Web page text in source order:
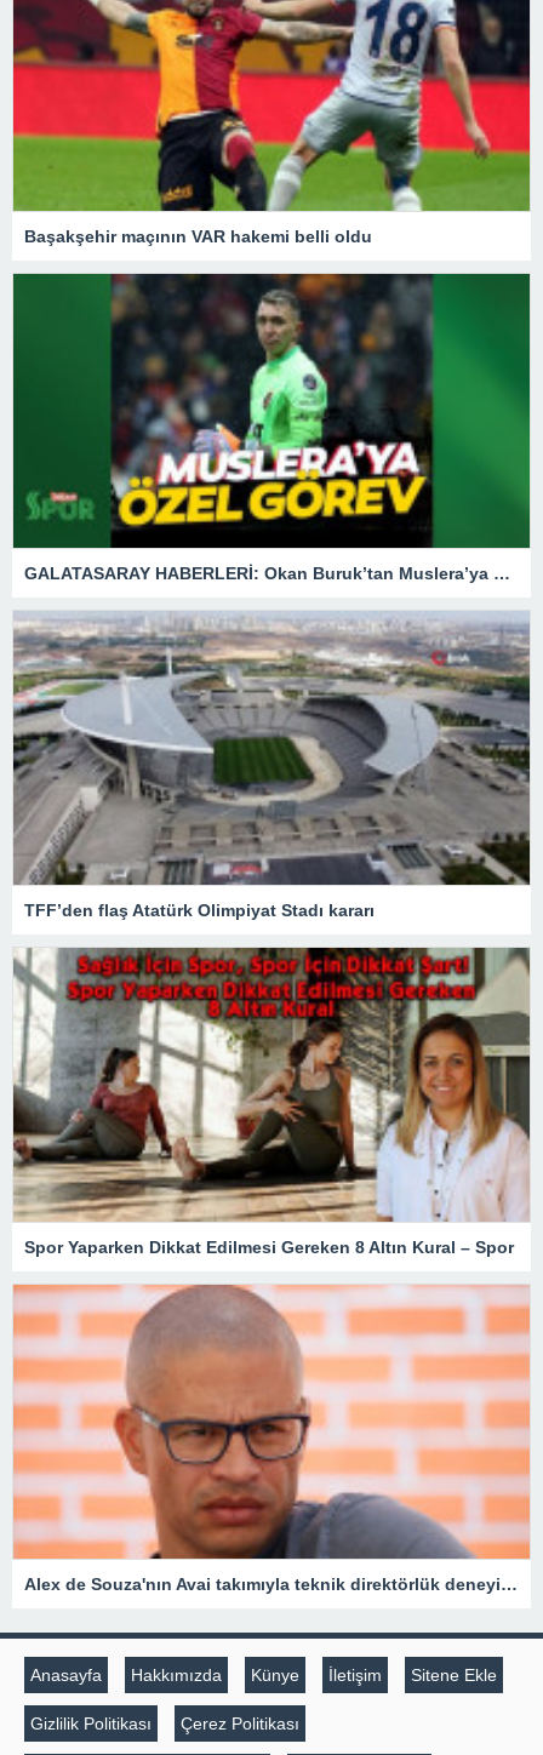
Başakşehir maçının VAR hakemi belli oldu
GALATASARAY HABERLERİ: Okan Buruk’tan Muslera’ya özel görev
TFF’den flaş Atatürk Olimpiyat Stadı kararı
Spor Yaparken Dikkat Edilmesi Gereken 8 Altın Kural – Spor
Alex de Souza'nın Avai takımıyla teknik direktörlük deneyimi kısa sürdü
Anasayfa Hakkımızda Künye İletişim Sitene Ekle
Gizlilik Politikası Çerez Politikası